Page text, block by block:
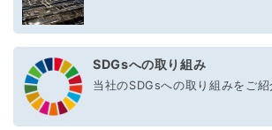
SDGsへの取り組み
当社のSDGsへの取り組みをご紹